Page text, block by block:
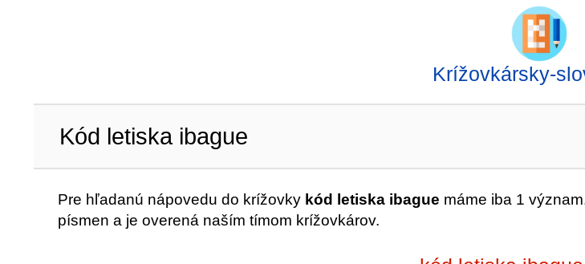
Krížovkársky-
Kód letiska ibague
Pre hľadanú nápovedu do krížovky kód letiska ibague máme iba 1
písmen a je overená naším tímom krížovkárov.